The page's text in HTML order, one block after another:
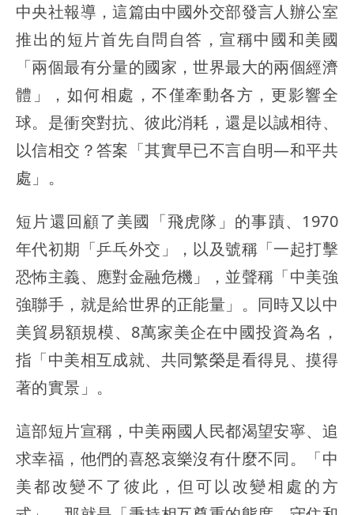
中央社報導，這篇由中國外交部發言人辦公室
推出的短片首先自問自答，宣稱中國和美國
「兩個最有分量的國家，世界最大的兩個經濟
體」，如何相處，不僅牽動各方，更影響全
球。是衝突對抗、彼此消耗，還是以誠相待、
以信相交？答案「其實早已不言自明—和平共
處」。
短片還回顧了美國「飛虎隊」的事蹟、1970
年代初期「乒乓外交」，以及號稱「一起打擊
恐怖主義、應對金融危機」，並聲稱「中美強
強聯手，就是給世界的正能量」。同時又以中
美貿易額規模、8萬家美企在中國投資為名，
指「中美相互成就、共同繁榮是看得見、摸得
著的實景」。
這部短片宣稱，中美兩國人民都渴望安寧、追
求幸福，他們的喜怒哀樂沒有什麼不同。「中
美都改變不了彼此，但可以改變相處的方